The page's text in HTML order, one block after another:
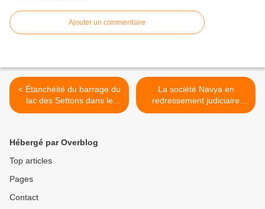
Ajouter un commentaire
< Étanchéité du barrage du
lac des Settons dans le
morvan
La société Navya en
redressement judiciaire
cherche repreneur >
Hébergé par Overblog
Top articles
Pages
Contact